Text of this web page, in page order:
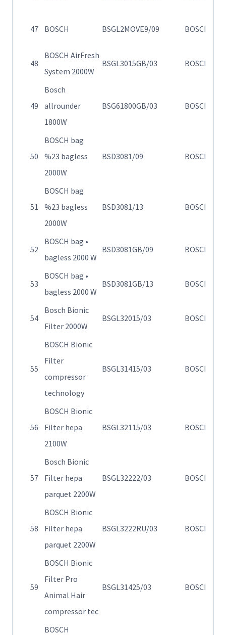
47 BOSCH BSGL2MOVE9/09 BOSCH
48
BOSCH AirFresh
System 2000W
BSGL3015GB/03 BOSCH
49
Bosch
allrounder
1800W
BSG61800GB/03 BOSCH
50
BOSCH bag
%23 bagless
2000W
BSD3081/09 BOSCH
51
BOSCH bag
%23 bagless
2000W
BSD3081/13 BOSCH
52
BOSCH bag •
bagless 2000 W
BSD3081GB/09 BOSCH
53
BOSCH bag •
bagless 2000 W
BSD3081GB/13 BOSCH
54
Bosch Bionic
Filter 2000W
BSGL32015/03 BOSCH
55
BOSCH Bionic
Filter
compressor
technology
BSGL31415/03 BOSCH
56
BOSCH Bionic
Filter hepa
2100W
BSGL32115/03 BOSCH
57
Bosch Bionic
Filter hepa
parquet 2200W
BSGL32222/03 BOSCH
58
BOSCH Bionic
Filter hepa
parquet 2200W
BSGL3222RU/03 BOSCH
59
BOSCH Bionic
Filter Pro
Animal Hair
compressor tec
BSGL31425/03 BOSCH
BOSCH